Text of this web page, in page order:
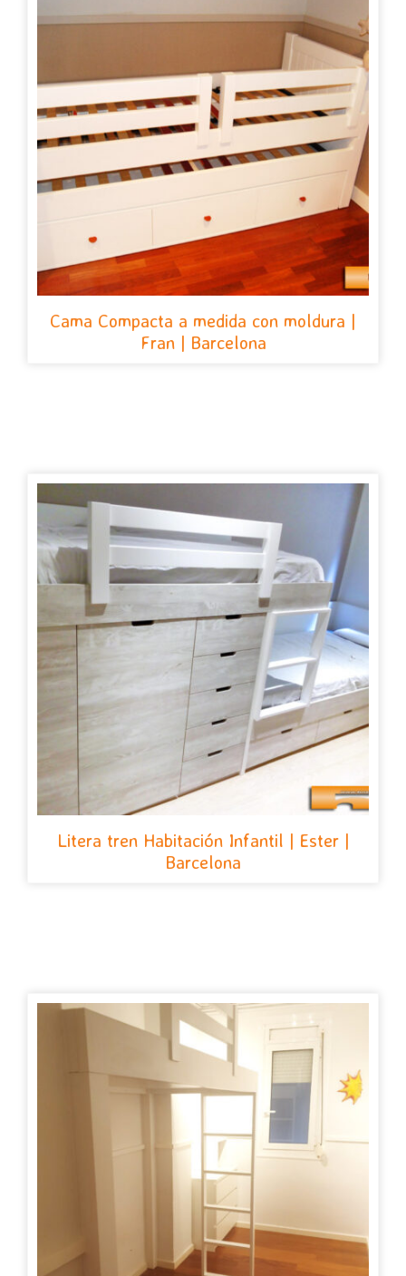
Cama Compacta a medida con moldura |
Fran | Barcelona
Litera tren Habitación Infantil | Ester |
Barcelona